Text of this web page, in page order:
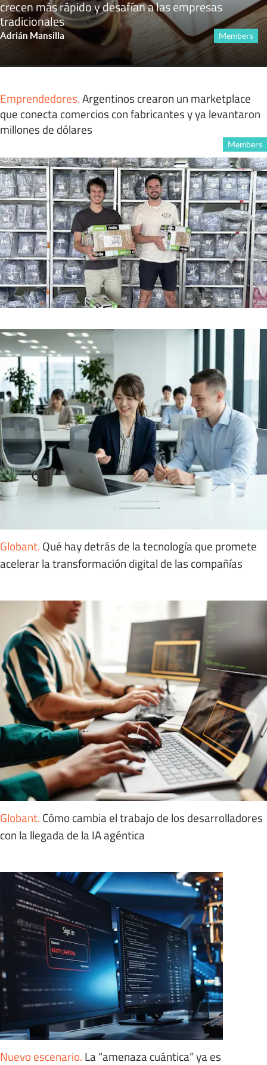
crecen más rápido y desafían a las empresas
tradicionales
Adrián Mansilla Members
Emprendedores.Argentinos crearon un marketplace
que conecta comercios con fabricantes y ya levantaron
millones de dólares
Members
Globant. Qué hay detrás de la tecnología que promete
acelerar la transformación digital de las compañías
Globant. Cómo cambia el trabajo de los desarrolladores
con la llegada de la IA agéntica
Nuevo escenario. La “amenaza cuántica” ya es